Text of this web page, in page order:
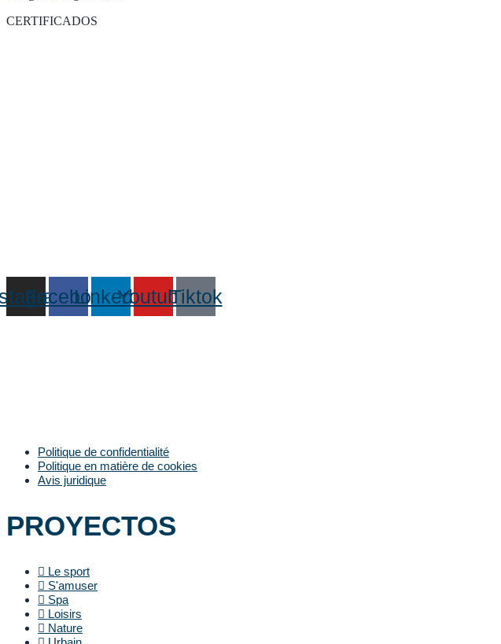
CERTIFICADOS
FacebookLinkedinYoutubeTiktok
Politique de confidentialité
Politique en matière de cookies
Avis juridique
PROYECTOS
Le sport
S'amuser
Spa
Loisirs
Nature